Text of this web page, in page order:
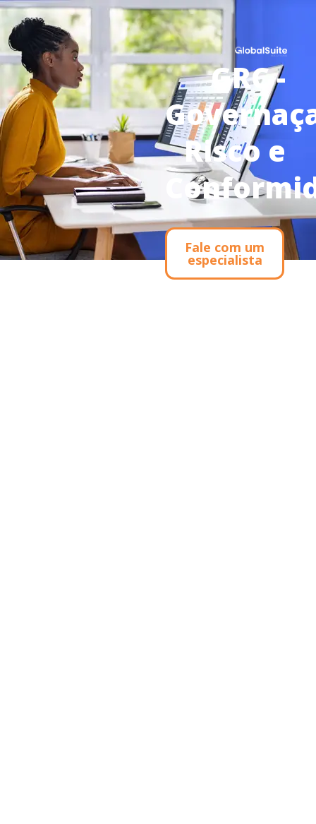
GRC -
Risco e
Fale com um
especialista